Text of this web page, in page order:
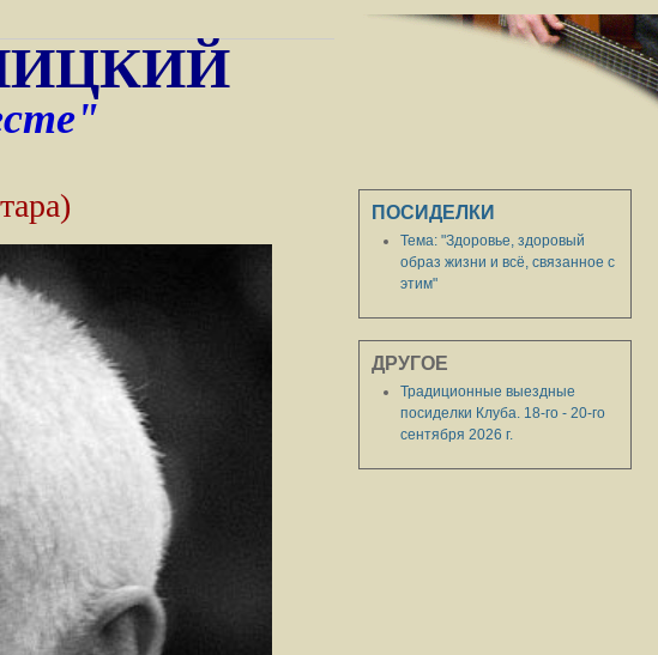
ПОСИДЕЛКИ
Тема: "Здоровье, здоровый
образ жизни и всё, связанное с
этим"
ДРУГОЕ
Традиционные выездные
посиделки Клуба. 18-го - 20-го
сентября 2026 г.